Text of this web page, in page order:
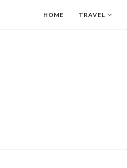
HOME TRAVEL